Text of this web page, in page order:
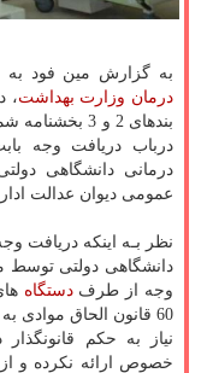
به گزارش مین فود به
درمان وزارت بهداشت،
درباب دریافت وجه
درمانی دانشگاهی
عمومی دیوان عدالت
نظر بـه اینكه دریافت
دانشگاهی دولتی توسط
وجه از طرفدستگاه
60 قانون الحاق
نیاز به حكم
خصوص ارائه نكرده و